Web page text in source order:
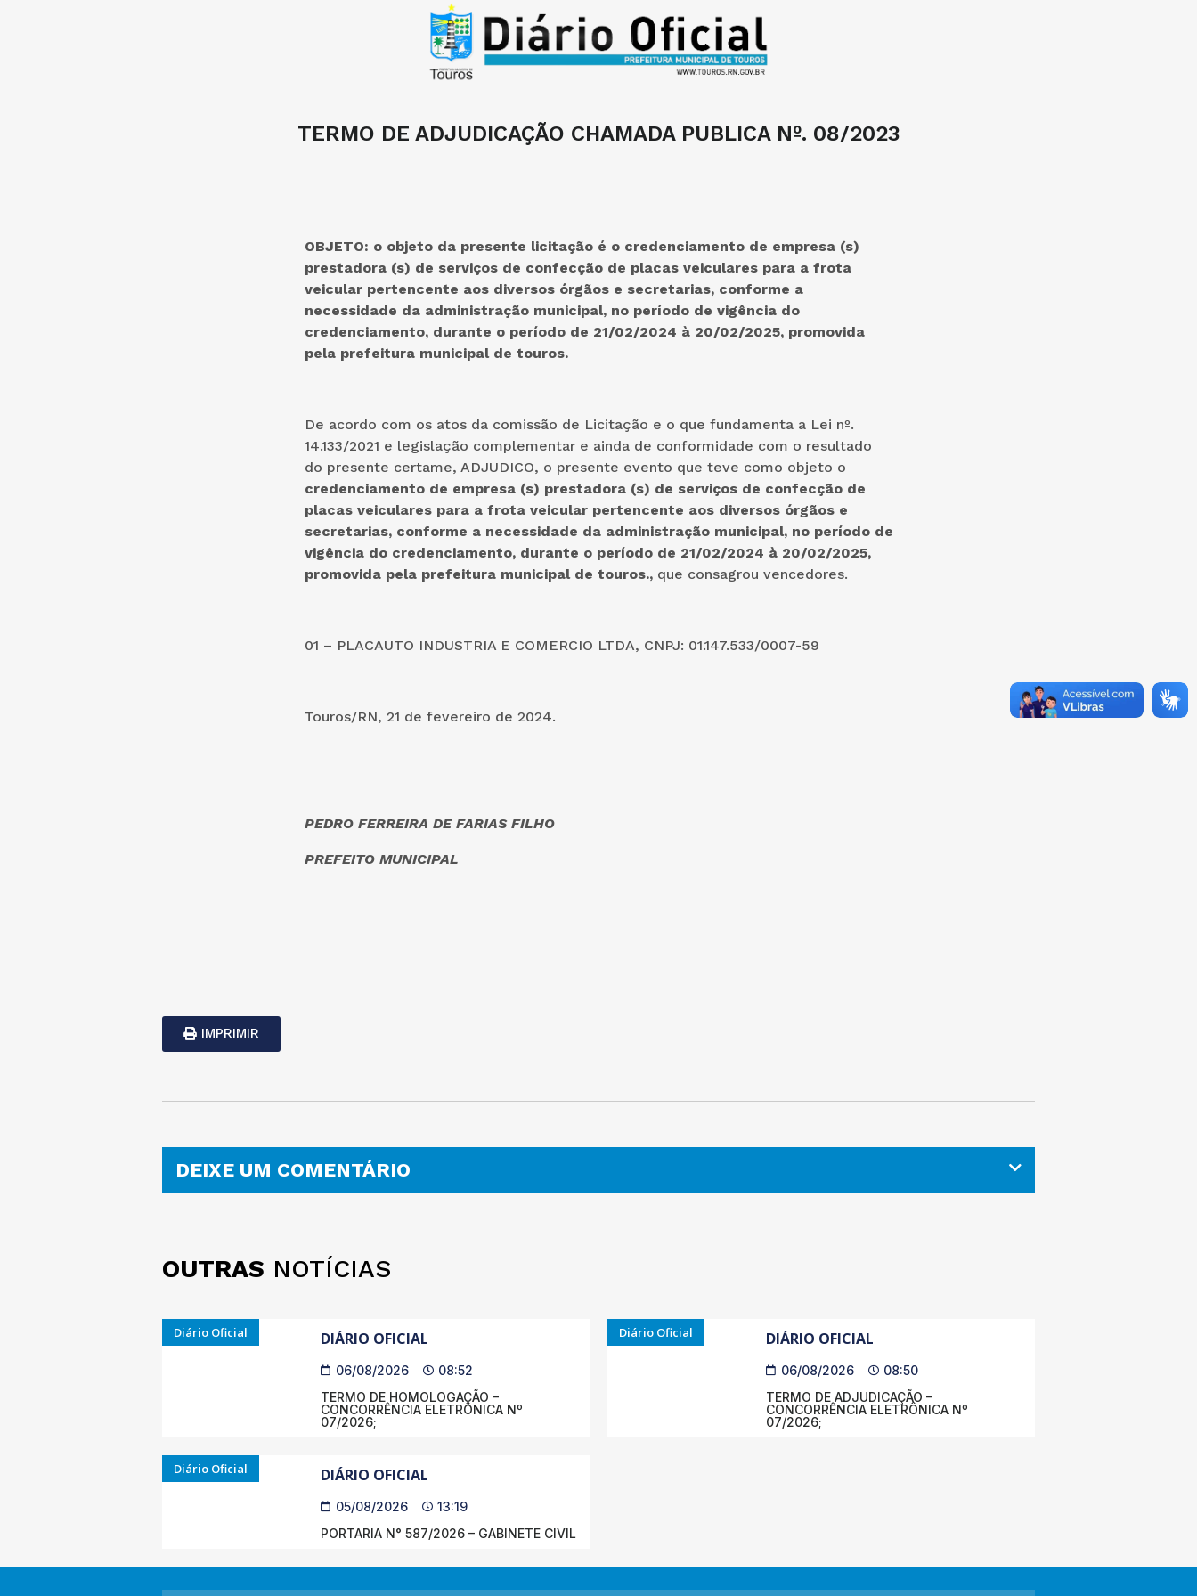
TERMO DE ADJUDICAÇÃO CHAMADA PUBLICA Nº. 08/2023
OBJETO: o objeto da presente licitação é o credenciamento de empresa (s)
prestadora (s) de serviços de confecção de placas veiculares para a frota
veicular pertencente aos diversos órgãos e secretarias, conforme a
necessidade da administração municipal, no período de vigência do
credenciamento, durante o período de 21/02/2024 à 20/02/2025, promovida
pela prefeitura municipal de touros.
De acordo com os atos da comissão de Licitação e o que fundamenta a Lei nº.
14.133/2021 e legislação complementar e ainda de conformidade com o resultado
do presente certame, ADJUDICO, o presente evento que teve como objeto o
credenciamento de empresa (s) prestadora (s) de serviços de confecção de
placas veiculares para a frota veicular pertencente aos diversos órgãos e
secretarias, conforme a necessidade da administração municipal, no período de
vigência do credenciamento, durante o período de 21/02/2024 à 20/02/2025,
promovida pela prefeitura municipal de touros., que consagrou vencedores.
01 – PLACAUTO INDUSTRIA E COMERCIO LTDA, CNPJ: 01.147.533/0007-59
Touros/RN, 21 de fevereiro de 2024.
PEDRO FERREIRA DE FARIAS FILHO
PREFEITO MUNICIPAL
IMPRIMIR
DEIXE UM COMENTÁRIO
OUTRAS NOTÍCIAS
Diário Oficial DIÁRIO OFICIAL
06/08/2026
08:52
TERMO DE HOMOLOGAÇÃO –
CONCORRÊNCIA ELETRÔNICA Nº
07/2026;
Diário Oficial DIÁRIO OFICIAL
06/08/2026
08:50
TERMO DE ADJUDICAÇÃO –
CONCORRÊNCIA ELETRÔNICA Nº
07/2026;
Diário Oficial DIÁRIO OFICIAL
05/08/2026
13:19
PORTARIA N° 587/2026 – GABINETE CIVIL